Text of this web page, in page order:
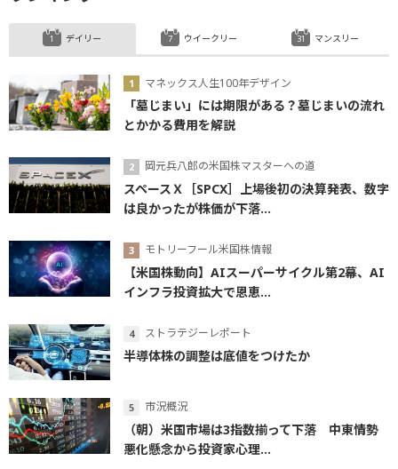
デイリー
マネックス人生100年デザイン
「墓じまい」には期限がある？墓じまいの流れ
とかかる費用を解説
岡元兵八郎の米国株マスターへの道
スペースＸ［SPCX］上場後初の決算発表、数字
は良かったが株価が下落...
モトリーフール米国株情報
【米国株動向】AIスーパーサイクル第2幕、AI
インフラ投資拡大で恩恵...
ストラテジーレポート
半導体株の調整は底値をつけたか
市況概況
（朝）米国市場は3指数揃って下落 中東情勢
悪化懸念から投資家心理...
ウイークリー マンスリー